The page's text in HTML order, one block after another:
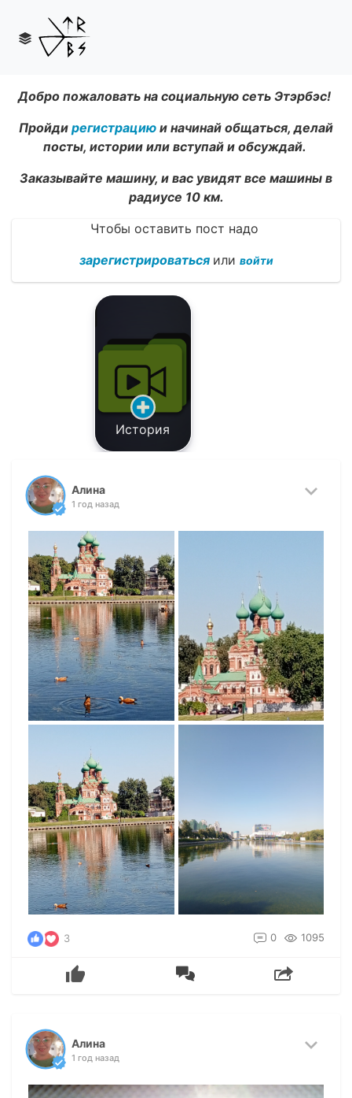
Добро пожаловать на социальную сеть Этэрбэс!
Пройди регистрацию и начинай общаться, делай
посты, истории или вступай и обсуждай.
Заказывайте машину, и вас увидят все машины в
радиусе 10 км.
Чтобы оставить пост надо
зарегистрироваться или войти
История
Алина
1 год назад
3 0 1095
Алина
1 год назад